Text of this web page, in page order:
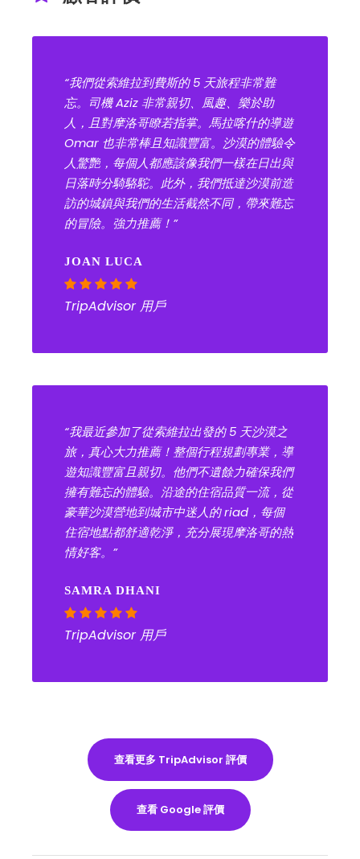
“我們從索維拉到費斯的 5 天旅程非常難
忘。司機 Aziz 非常親切、風趣、樂於助
人，且對摩洛哥瞭若指掌。馬拉喀什的導遊
Omar 也非常棒且知識豐富。沙漠的體驗令
人驚艷，每個人都應該像我們一樣在日出與
日落時分騎駱駝。此外，我們抵達沙漠前造
訪的城鎮與我們的生活截然不同，帶來難忘
的冒險。強力推薦！”
JOAN LUCA
TripAdvisor 用戶
“我最近參加了從索維拉出發的 5 天沙漠之
旅，真心大力推薦！整個行程規劃專業，導
遊知識豐富且親切。他們不遺餘力確保我們
擁有難忘的體驗。沿途的住宿品質一流，從
豪華沙漠營地到城市中迷人的 riad，每個
住宿地點都舒適乾淨，充分展現摩洛哥的熱
情好客。”
SAMRA DHANI
TripAdvisor 用戶
查看更多 TripAdvisor 評價
查看 Google 評價